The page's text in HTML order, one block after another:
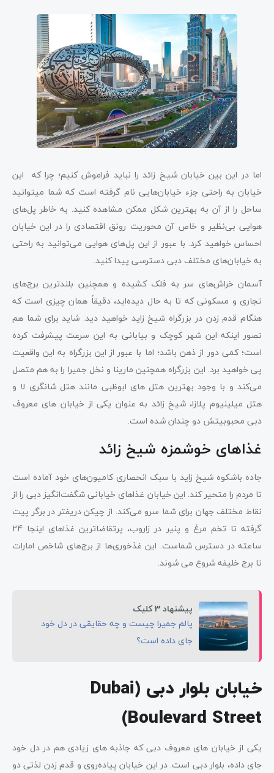
اما در این بین خیابان شیخ زائد را نباید فراموش کنیم؛ چرا که این
خیابان به راحتی جزء خیابان‌هایی نام گرفته است که شما می‎توانید
ساحل را از آن به بهترین شکل ممکن مشاهده کنید. به خاطر پل‌های
هوایی بی‌نظیر و خاص آن محوریت رونق اقتصادی را در این خیابان
احساس خواهید کرد. با عبور از این پل‌های هوایی می‌توانید به راحتی
به خیابا‌ن‌های مختلف دبی دسترسی پیدا کنید.
آسمان خراش‌های سر به فلک کشیده و همچنین بلندترین برج‌های
تجاری و مسکونی که تا به حال دیده‌اید، دقیقاً همان چیزی است که
هنگام قدم زدن در بزرگراه شیخ زاید خواهید دید. شاید برای شما هم
تصور اینکه این شهر کوچک و بیابانی به این سرعت پیشرفت کرده
است؛ کمی دور از ذهن باشد؛ اما با عبور از این بزرگراه به این واقعیت
پی خواهید برد. این بزرگراه همچنین مارینا و نخل جمیرا را به هم متصل
می‌کند و با وجود بهترین هتل ‌های ابوظبی مانند هتل شانگری لا و
هتل میلینیوم پلازا، شیخ زائد به عنوان یکی از خیابان های معروف
دبی محبوبیتش دو چندان شده است.
غذاهای خوشمزه شیخ زائد
جاده باشکوه شیخ زاید با سبک انحصاری کامیون‌های خود آماده است
تا مردم را متحیر کند. این خیابان غذاهای خیابانی شگفت‌انگیز دبی را از
نقاط مختلف جهان برای شما سرو می‌کند. از چیکن دریفتر در برگر پیت
گرفته تا تخم مرغ و پنیر در زاروب، پرتقاضاترین غذاهای اینجا 24
ساعته در دسترس شماست. این غذخوری‌ها از برج‌های شاخص امارات
تا برج خلیفه شروع می شوند.
پیشنهاد 3 کلیک
پالم جمیرا چیست و چه حقایقی در دل خود
جای داده است؟
خیابان بلوار دبی (Dubai
Boulevard Street)
یکی از خیابان های معروف دبی که جاذبه های زیادی هم در دل خود
جای داده، بلوار دبی است. در این خیابان پیاده‌روی و قدم زدن لذتی دو